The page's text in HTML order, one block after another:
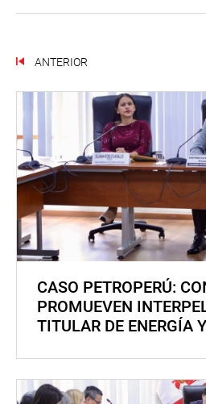
ANTERIOR
CASO PETROPERÚ:
PROMUEVEN
TITULAR DE ENERGÍA